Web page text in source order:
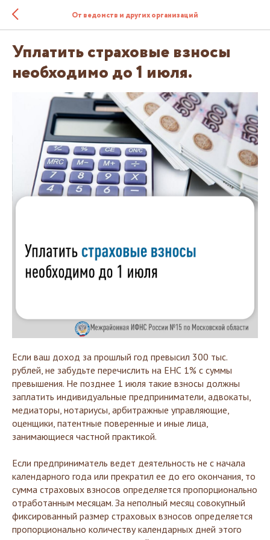
От ведомств и других организаций
Уплатить страховые взносы
необходимо до 1 июля.
Если ваш доход за прошлый год превысил 300 тыс.
рублей, не забудьте перечислить на ЕНС 1% с суммы
превышения. Не позднее 1 июля такие взносы должны
заплатить индивидуальные предприниматели, адвокаты,
медиаторы, нотариусы, арбитражные управляющие,
оценщики, патентные поверенные и иные лица,
занимающиеся частной практикой.
Если предприниматель ведет деятельность не с начала
календарного года или прекратил ее до его окончания, то
сумма страховых взносов определяется пропорционально
отработанным месяцам. За неполный месяц совокупный
фиксированный размер страховых взносов определяется
пропорционально количеству календарных дней этого